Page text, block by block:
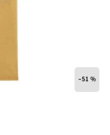
–51 %